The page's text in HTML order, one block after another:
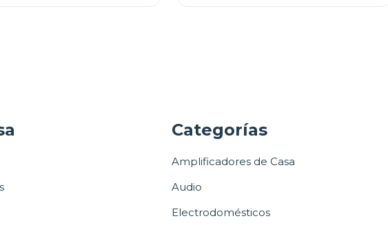
Categorías
Amplificadores de Casa
Audio
Electrodomésticos